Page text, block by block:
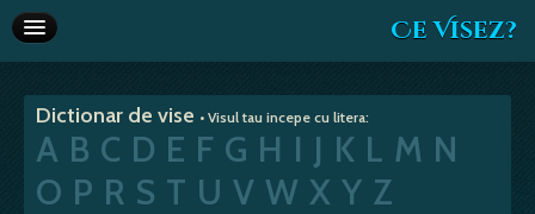
Ce Visez?
Interpretare vise
Articole
Dictionar de vise • Visul tau incepe cu litera:
A B C D E F G H I J K L M N
O P R S T U V W X Y Z